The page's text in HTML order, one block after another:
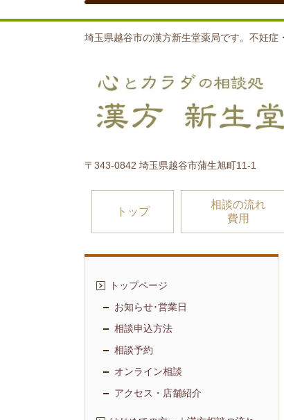
埼玉県越谷市の漢方新生堂薬局です。不妊症
〒343-0842 埼玉県越谷市蒲生旭町11-1
トップ
相談の流れ
費用
トップページ
お知らせ･営業日
相談申込方法
相談予約
オンライン相談
アクセス・店舗紹介